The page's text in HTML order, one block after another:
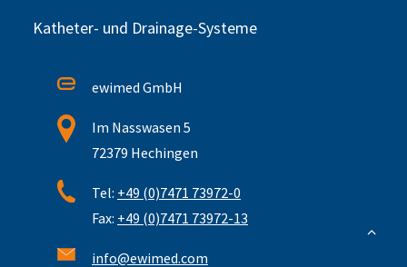
Katheter- und Drainage-Systeme
ewimed GmbH
Im Nasswasen 5
72379 Hechingen
Tel: +49 (0)7471 73972-0
Fax: +49 (0)7471 73972-13
info@ewimed.com